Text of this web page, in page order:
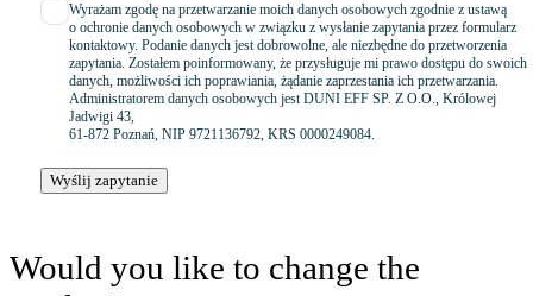
Wyrażam zgodę na przetwarzanie moich danych osobowych zgodnie z ustawą
o ochronie danych osobowych w związku z wysłanie zapytania przez formularz
kontaktowy. Podanie danych jest dobrowolne, ale niezbędne do przetworzenia
zapytania. Zostałem poinformowany, że przysługuje mi prawo dostępu do swoich
danych, możliwości ich poprawiania, żądanie zaprzestania ich przetwarzania.
Administratorem danych osobowych jest DUNI EFF SP. Z O.O., Królowej
Jadwigi 43,
61-872 Poznań, NIP 9721136792, KRS 0000249084.
Wyślij zapytanie
Would you like to change the